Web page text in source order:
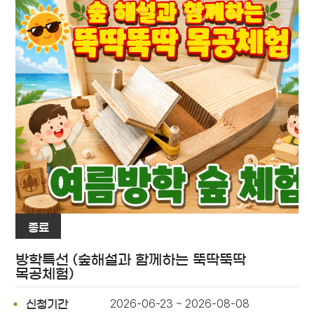
종료
방학특선 (숲해설과 함께하는 뚝딱뚝딱
목공체험)
신청기간 2026-06-23 ~ 2026-08-08